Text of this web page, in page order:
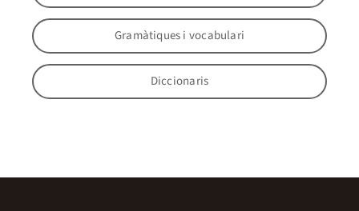
Gramàtiques i vocabulari
Diccionaris